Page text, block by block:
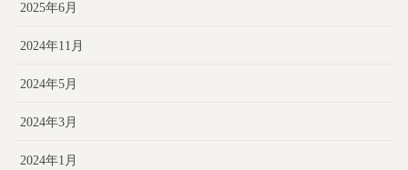
2025年6月
2024年11月
2024年5月
2024年3月
2024年1月